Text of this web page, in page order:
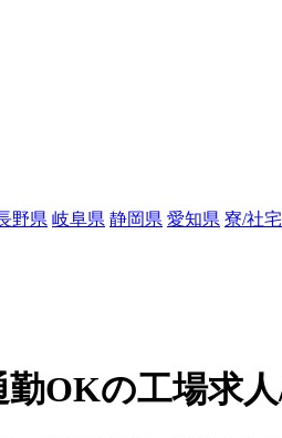
野県 岐阜県 静岡県 愛知県 寮/社
OKの工場求